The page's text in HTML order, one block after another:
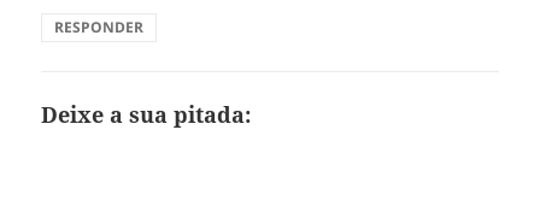
RESPONDER
Deixe a sua pitada: